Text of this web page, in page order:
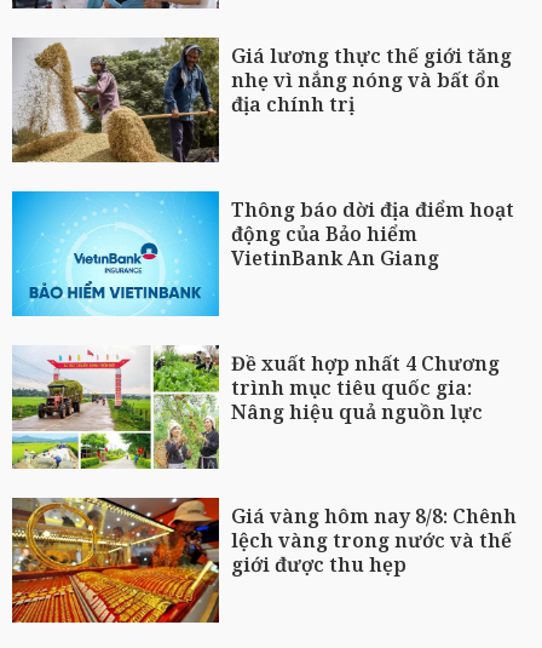
Giá lương thực thế giới tăng
nhẹ vì nắng nóng và bất ổn
địa chính trị
Thông báo dời địa điểm hoạt
động của Bảo hiểm
VietinBank An Giang
Đề xuất hợp nhất 4 Chương
trình mục tiêu quốc gia:
Nâng hiệu quả nguồn lực
Giá vàng hôm nay 8/8: Chênh
lệch vàng trong nước và thế
giới được thu hẹp